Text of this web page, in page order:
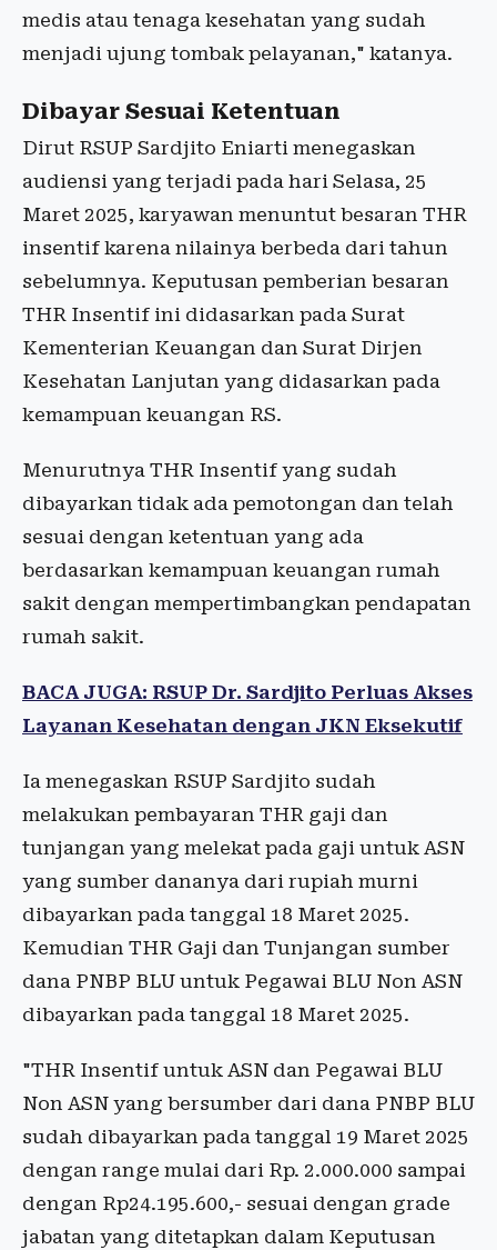
medis atau tenaga kesehatan yang sudah
menjadi ujung tombak pelayanan," katanya.
Dibayar Sesuai Ketentuan
Dirut RSUP Sardjito Eniarti menegaskan
audiensi yang terjadi pada hari Selasa, 25
Maret 2025, karyawan menuntut besaran THR
insentif karena nilainya berbeda dari tahun
sebelumnya. Keputusan pemberian besaran
THR Insentif ini didasarkan pada Surat
Kementerian Keuangan dan Surat Dirjen
Kesehatan Lanjutan yang didasarkan pada
kemampuan keuangan RS.
Menurutnya THR Insentif yang sudah
dibayarkan tidak ada pemotongan dan telah
sesuai dengan ketentuan yang ada
berdasarkan kemampuan keuangan rumah
sakit dengan mempertimbangkan pendapatan
rumah sakit.
BACA JUGA: RSUP Dr. Sardjito Perluas Akses
Layanan Kesehatan dengan JKN Eksekutif
Ia menegaskan RSUP Sardjito sudah
melakukan pembayaran THR gaji dan
tunjangan yang melekat pada gaji untuk ASN
yang sumber dananya dari rupiah murni
dibayarkan pada tanggal 18 Maret 2025.
Kemudian THR Gaji dan Tunjangan sumber
dana PNBP BLU untuk Pegawai BLU Non ASN
dibayarkan pada tanggal 18 Maret 2025.
"THR Insentif untuk ASN dan Pegawai BLU
Non ASN yang bersumber dari dana PNBP BLU
sudah dibayarkan pada tanggal 19 Maret 2025
dengan range mulai dari Rp. 2.000.000 sampai
dengan Rp24.195.600,- sesuai dengan grade
jabatan yang ditetapkan dalam Keputusan